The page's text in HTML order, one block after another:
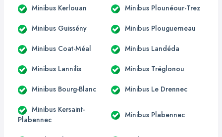
Minibus Kerlouan Minibus Plounéour-Trez
Minibus Guissény Minibus Plouguerneau
Minibus Coat-Méal Minibus Landéda
Minibus Lannilis Minibus Tréglonou
Minibus Bourg-Blanc Minibus Le Drennec
Minibus Kersaint-
Plabennec
Minibus Plabennec